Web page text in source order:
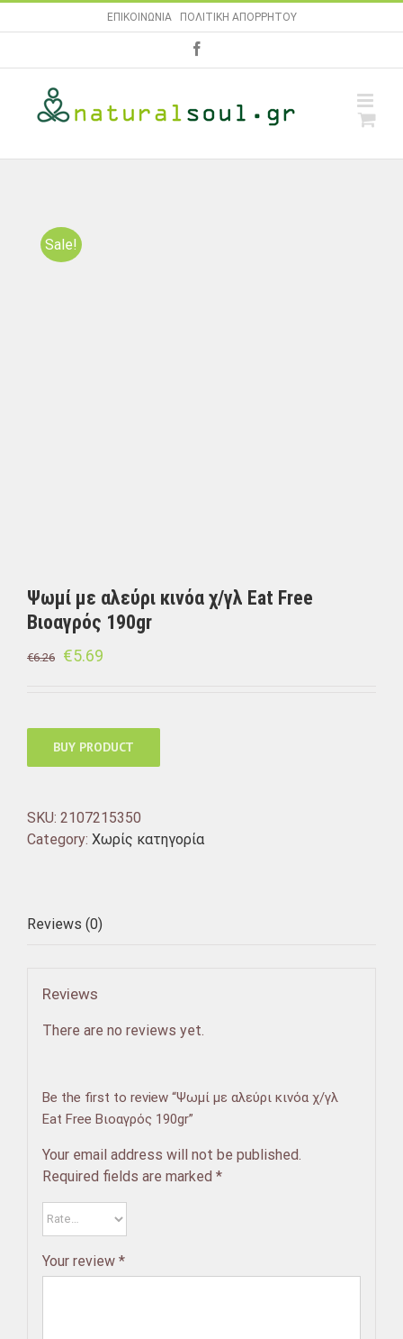
to
ΕΠΙΚΟΙΝΩΝΙΑ| ΠΟΛΙΤΙΚΗ ΑΠΟΡΡΗΤΟΥ
Sale!
Ψωμί με αλεύρι κινόα χ/γλ Eat Free
Βιοαγρός 190gr
€6.26 €5.69
BUY PRODUCT
SKU: 2107215350
Category: Χωρίς κατηγορία
Reviews (0)
Reviews
There are no reviews yet.
Be the first to review “Ψωμί με αλεύρι κινόα χ/γλ
Eat Free Βιοαγρός 190gr”
Your email address will not be published.
Required fields are marked *
Your review *